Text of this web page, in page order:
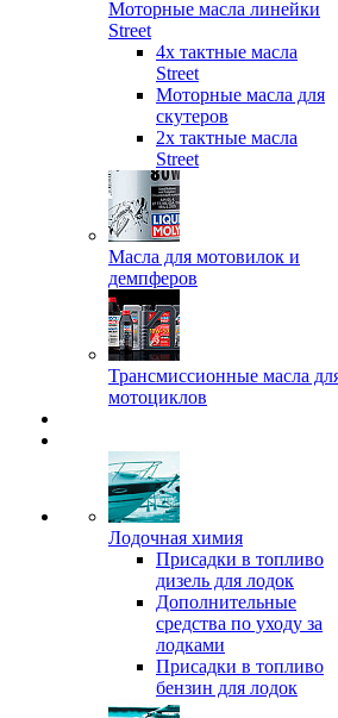
Моторные масла линейки
Street
4х тактные масла
Street
Моторные масла для
скутеров
2х тактные масла
Street
Масла для мотовилок и
демпферов
Трансмиссионные масла
мотоциклов
Лодочная химия
Присадки в топливо
дизель для лодок
Дополнительные
средства по уходу за
лодками
Присадки в топливо
бензин для лодок